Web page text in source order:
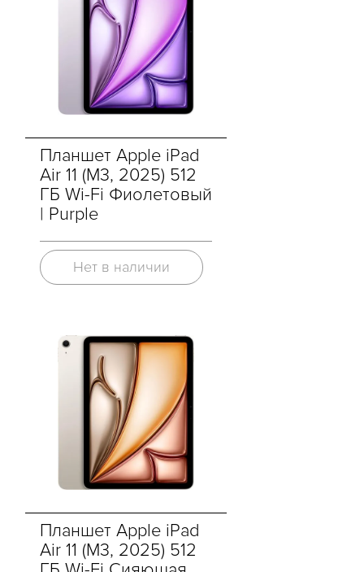
Планшет Apple iPad
Air 11 (M3, 2025) 512
ГБ Wi-Fi Фиолетовый
| Purple
Нет в наличии
Планшет Apple iPad
Air 11 (M3, 2025) 512